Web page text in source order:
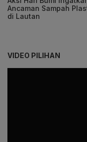
Ancaman Sampah
di Lautan
VIDEO PILIHAN